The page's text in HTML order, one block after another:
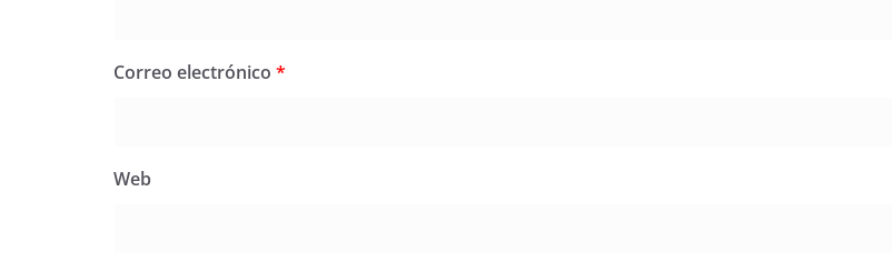
Correo electrónico *
Web